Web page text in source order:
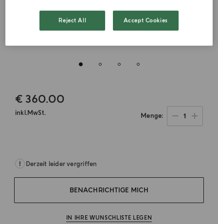
€ 360.00
inkl.MwSt. Menge 1
Derzeit leider vergriffen
BENACHRICHTIGE MICH
IN IHRE WUNSCHLISTE LEGEN
Reject All Accept Cookies